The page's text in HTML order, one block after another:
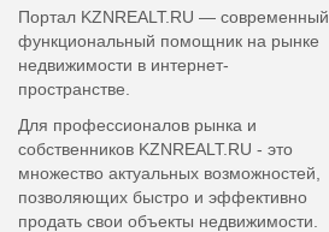
Портал KZNREALT.RU — современный
функциональный помощник на рынке
недвижимости в интернет-
пространстве.
Для профессионалов рынка и
собственников KZNREALT.RU - это
множество актуальных возможностей,
позволяющих быстро и эффективно
продать свои объекты недвижимости.